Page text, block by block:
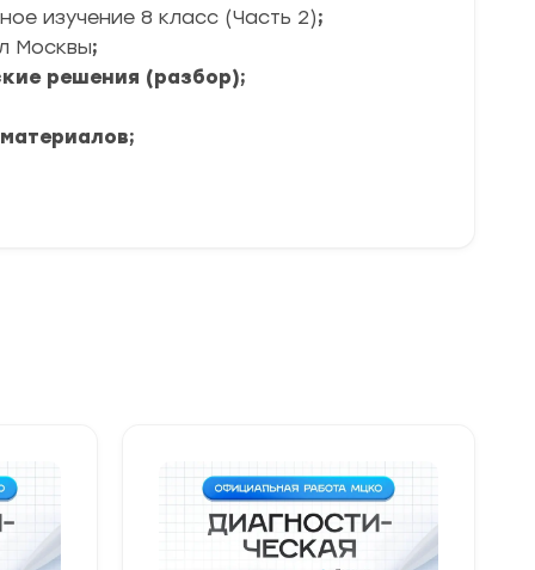
изучение 8 класс (Часть 2);
Москвы;
решения (разбор);